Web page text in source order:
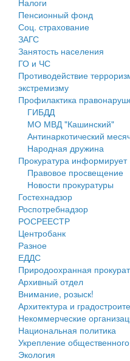
Противодействие
Контрольно-счетная палата
Персональные данные
Оценка регулирующего
Деятельность МУ
Нормативы
Правила
Генеральные планы
Проекты планировки
Собрание депутатов
Городское поселение
Сельские поселения
Пенсионный фонд
Соц. страхование
ЗАГС
Занятость населения
ГО и ЧС
Противодействие
экстремизму
Профилактика
ГИБДД
МО МВД "Кашинский"
Антинаркотический
Народная дружина
Прокуратура информирует
Правовое просвещение
Новости прокуратуры
Гостехнадзор
Роспотребнадзор
РОСРЕЕСТР
Центробанк
Разное
ЕДДС
Природоохранная
Архивный отдел
Внимание, розыск!
Архитектура и
Некоммерческие
Национальная политика
Укрепление
Экология